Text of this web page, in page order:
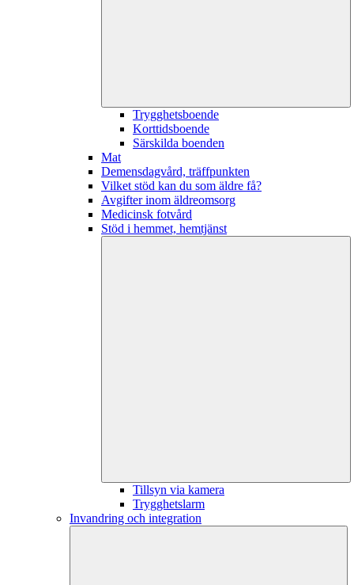
Trygghetsboende
Korttidsboende
Särskilda boenden
Mat
Demensdagvård, träffpunkten
Vilket stöd kan du som äldre få?
Avgifter inom äldreomsorg
Medicinsk fotvård
Stöd i hemmet, hemtjänst
Tillsyn via kamera
Trygghetslarm
Invandring och integration